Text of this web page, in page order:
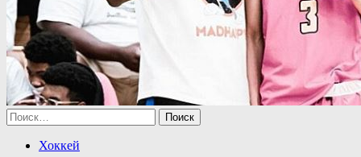
Найти:
Хоккей